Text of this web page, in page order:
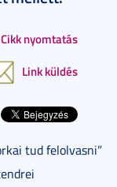
Cikk nyomtatás
Link küldés
tud felolvasni”